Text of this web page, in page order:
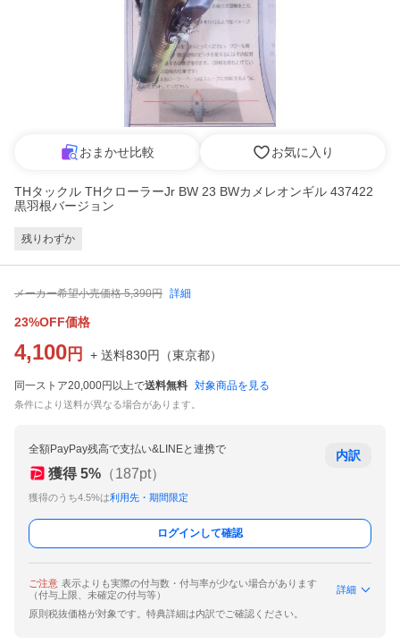
おまかせ比較 お気に入り
THタックル THクローラーJr BW 23 BWカメレオンギル 437422
黒羽根バージョン
残りわずか
メーカー希望小売価格 5,390円 詳細
23%OFF価格
4,100 円 + 送料830円 （東京都）
同一ストア20,000円以上で送料無料 対象商品を見る
条件により送料が異なる場合があります。
全額PayPay残高で支払い&LINEと連携で
獲得 5% （187pt）
獲得のうち4.5%は利用先・期間限定
内訳
ログインして確認
ご注意 表示よりも実際の付与数・付与率が少ない場合があります
（付与上限、未確定の付与等）
詳細
原則税抜価格が対象です。特典詳細は内訳でご確認ください。